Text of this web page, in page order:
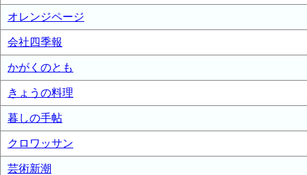
オレンジページ
会社四季報
かがくのとも
きょうの料理
暮しの手帖
クロワッサン
芸術新潮